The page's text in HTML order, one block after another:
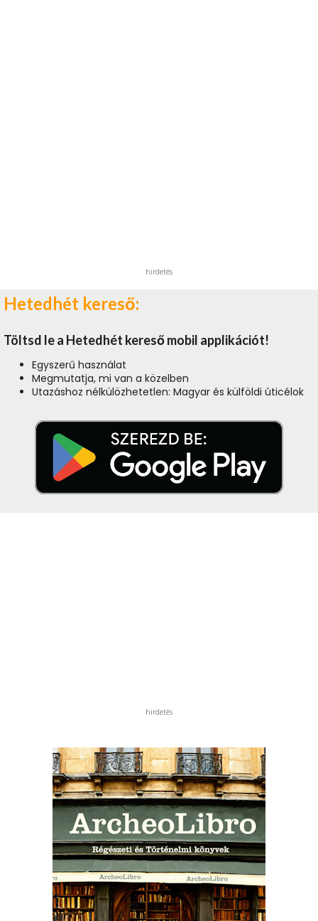
hirdetés
Hetedhét kereső:
Töltsd le a Hetedhét kereső mobil applikációt!
Egyszerű használat
Megmutatja, mi van a közelben
Utazáshoz nélkülözhetetlen: Magyar és külföldi úticélok
hirdetés